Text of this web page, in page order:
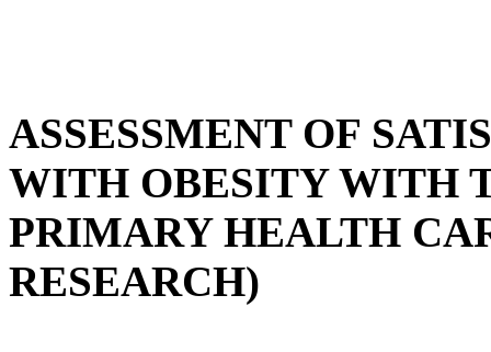
ASSESSMENT OF
WITH OBESITY WITH
PRIMARY HEALTH
RESEARCH)